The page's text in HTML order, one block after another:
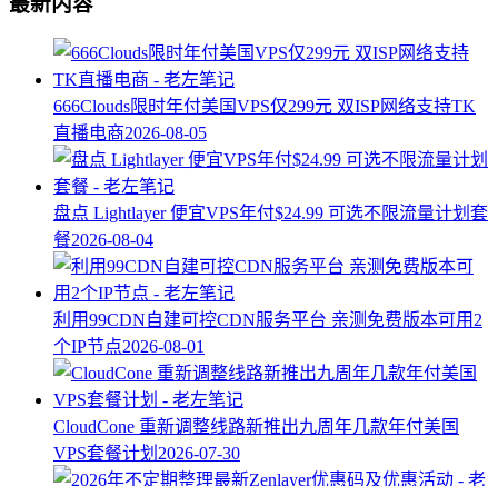
666Clouds限时年付美国VPS仅299元 双ISP网络支持TK
直播电商2026-08-05
盘点 Lightlayer 便宜VPS年付$24.99 可选不限流量计划套
餐2026-08-04
利用99CDN自建可控CDN服务平台 亲测免费版本可用2
个IP节点2026-08-01
CloudCone 重新调整线路新推出九周年几款年付美国
VPS套餐计划 2026-07-30